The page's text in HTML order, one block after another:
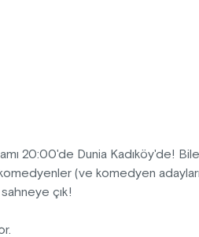
20:00'de Dunia Kadıköy'de!
(ve komedyen
çık!